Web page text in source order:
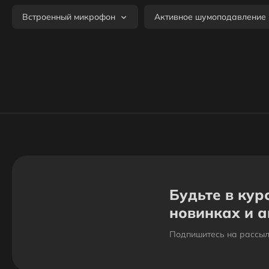
Встроенный микрофон Активное шумоподавление
Будьте в
новинках и
Подпишитесь на